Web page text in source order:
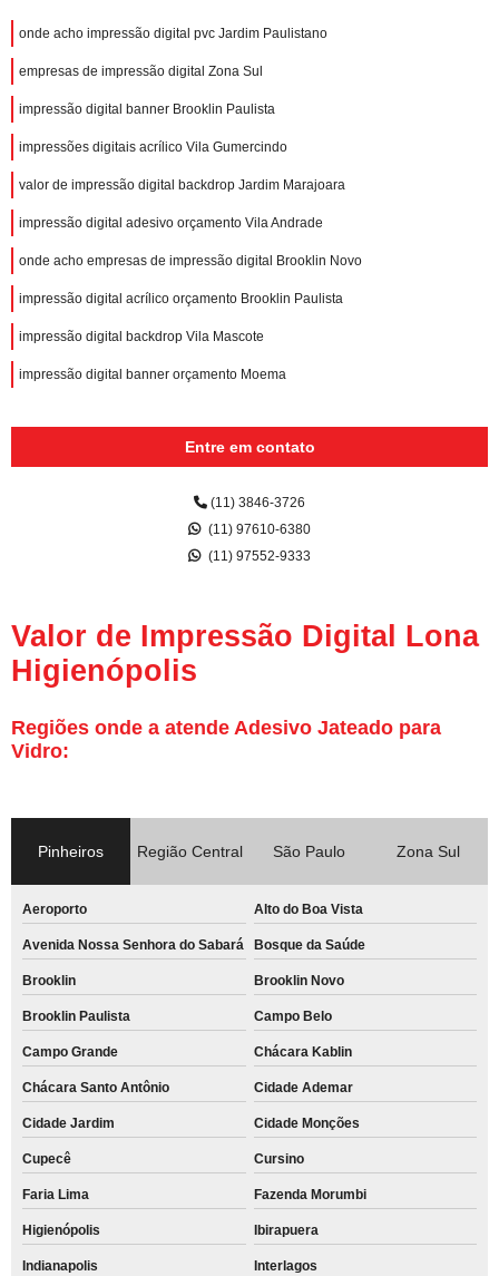
onde acho impressão digital pvc Jardim Paulistano
empresas de impressão digital Zona Sul
impressão digital banner Brooklin Paulista
impressões digitais acrílico Vila Gumercindo
valor de impressão digital backdrop Jardim Marajoara
impressão digital adesivo orçamento Vila Andrade
onde acho empresas de impressão digital Brooklin Novo
impressão digital acrílico orçamento Brooklin Paulista
impressão digital backdrop Vila Mascote
impressão digital banner orçamento Moema
Entre em contato
(11) 3846-3726
(11) 97610-6380
(11) 97552-9333
Valor de Impressão Digital Lona
Higienópolis
Regiões onde a atende Adesivo Jateado para
Vidro:
Pinheiros Região Central São Paulo Zona Sul
Aeroporto Alto do Boa Vista
Avenida Nossa Senhora do Sabará Bosque da Saúde
Brooklin Brooklin Novo
Brooklin Paulista Campo Belo
Campo Grande Chácara Kablin
Chácara Santo Antônio Cidade Ademar
Cidade Jardim Cidade Monções
Cupecê Cursino
Faria Lima Fazenda Morumbi
Higienópolis Ibirapuera
Indianapolis Interlagos